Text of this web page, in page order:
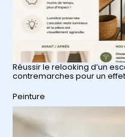
Réussir le relooking d’un
contremarches pour un
Par rapport à
Peinture